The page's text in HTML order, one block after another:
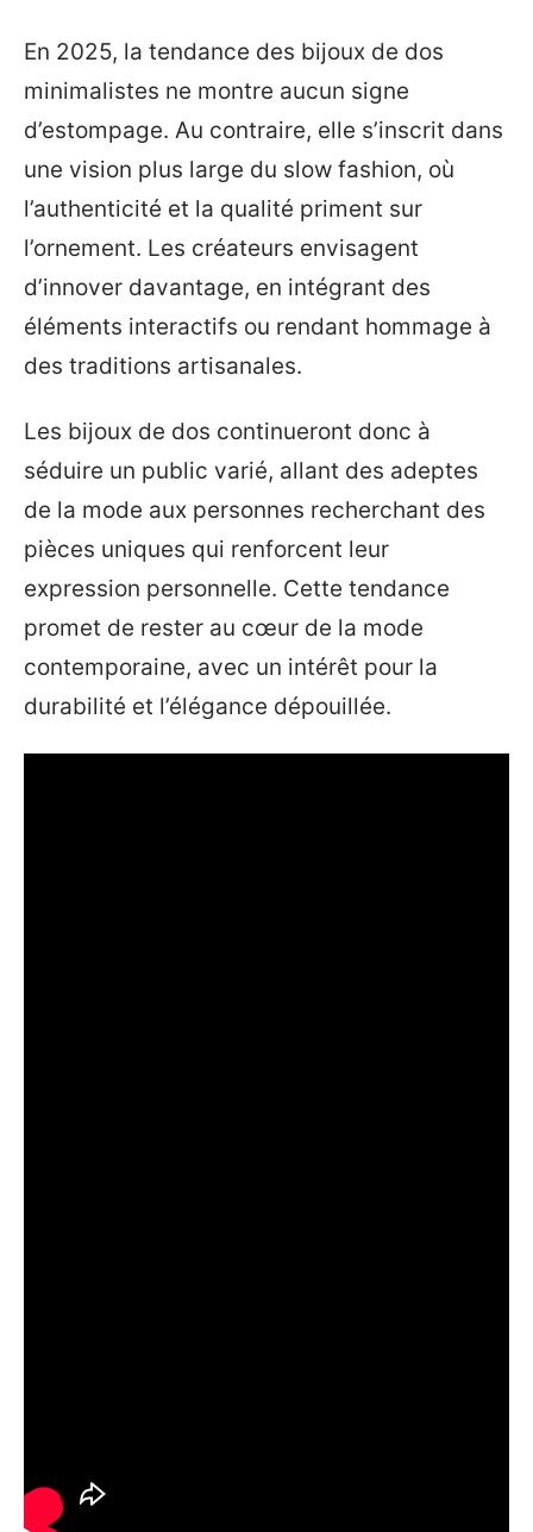
En 2025, la tendance des bijoux de dos
minimalistes ne montre aucun signe
d’estompage. Au contraire, elle s’inscrit dans
une vision plus large du slow fashion, où
l’authenticité et la qualité priment sur
l’ornement. Les créateurs envisagent
d’innover davantage, en intégrant des
éléments interactifs ou rendant hommage à
des traditions artisanales.
Les bijoux de dos continueront donc à
séduire un public varié, allant des adeptes
de la mode aux personnes recherchant des
pièces uniques qui renforcent leur
expression personnelle. Cette tendance
promet de rester au cœur de la mode
contemporaine, avec un intérêt pour la
durabilité et l’élégance dépouillée.